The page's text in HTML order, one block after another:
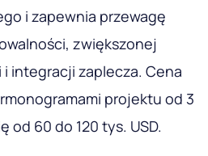
i zapewnia przewagę
zwiększonej
integracji zaplecza. Cena
projektu od 3
od 60 do 120 tys. USD.